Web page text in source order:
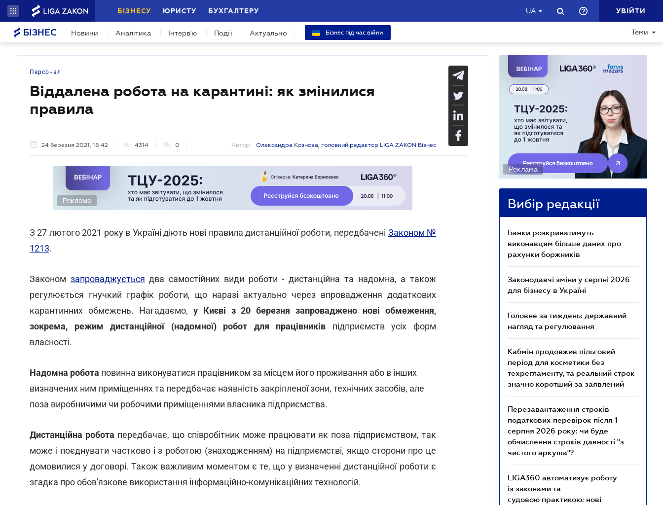
БІЗНЕСУ ЮРИСТУ БУХГАЛТЕРУ UA УВІЙТИ
БІЗНЕС Новини Аналітика Інтерв'ю Події Актуально Бізнес під час війни Теми
Персонал
Віддалена робота на карантині: як змінилися
правила
24 березня 2021, 16:42 4314 0 Автор: Олександра Кознова, головний редактор LIGA ZAKON Бізнес
Реклама
З 27 лютого 2021 року в Україні діють нові правила дистанційної роботи, передбачені Законом №
1213.
Законом запроваджується два самостійних види роботи - дистанційна та надомна, а також
регулюється гнучкий графік роботи, що наразі актуально через впровадження додаткових
карантинних обмежень. Нагадаємо, у Києві з 20 березня запроваджено нові обмеження,
зокрема, режим дистанційної (надомної) робот для працівників підприємств усіх форм
власності.
Надомна робота повинна виконуватися працівником за місцем його проживання або в інших
визначених ним приміщеннях та передбачає наявність закріпленої зони, технічних засобів, але
поза виробничими чи робочими приміщеннями власника підприємства.
Дистанційна робота передбачає, що співробітник може працювати як поза підприємством, так
може і поєднувати частково і з роботою (знаходженням) на підприємстві, якщо сторони про це
домовилися у договорі. Також важливим моментом є те, що у визначенні дистанційної роботи є
згадка про обов'язкове використання інформаційно-комунікаційних технологій.
Реклама
Вибір редакції
Банки розкриватимуть
виконавцям більше даних про
рахунки боржників
Законодавчі зміни у серпні 2026
для бізнесу в Україні
Головне за тиждень: державний
нагляд та регулювання
Кабмін продовжив пільговий
період для косметики без
техрегламенту, та реальний строк
значно коротший за заявлений
Перезавантаження строків
податкових перевірок після 1
серпня 2026 року: чи буде
обчислення строків давності "з
чистого аркуша"?
LIGA360 автоматизує роботу
із законами та
судовою практикою: нові